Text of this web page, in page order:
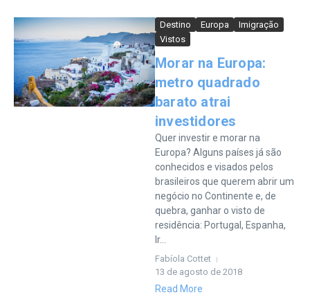
Destino Europa
Imigração
Vistos
Morar na Europa:
metro quadrado
barato atrai
investidores
Quer investir e morar na
Europa? Alguns países já são
conhecidos e visados pelos
brasileiros que querem abrir um
negócio no Continente e, de
quebra, ganhar o visto de
residência: Portugal, Espanha,
Ir...
Fabíola Cottet
13 de agosto de 2018
Read More